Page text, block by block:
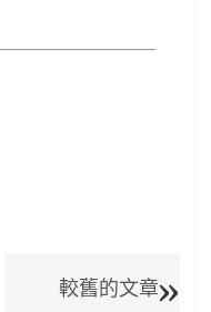
較舊的文章